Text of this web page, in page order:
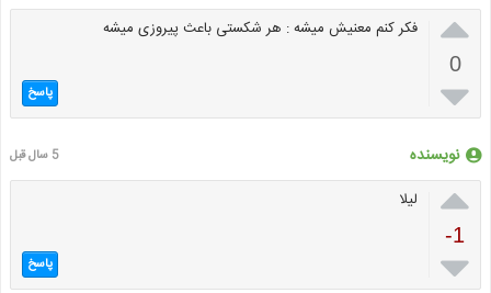

0

فکر کنم معنیش میشه : هر شکستی باعث پیروزی میشه
پاسخ
نویسنده 5 سال قبل

-1

لیلا
پاسخ